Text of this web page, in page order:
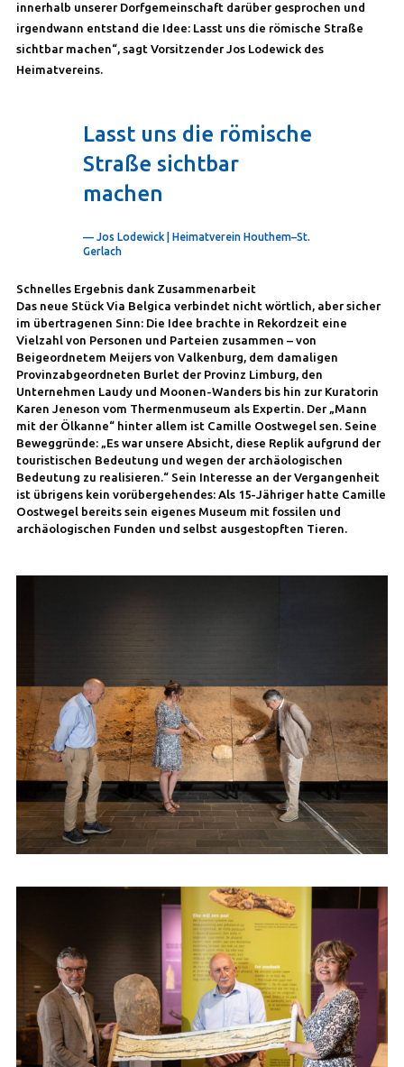
innerhalb unserer Dorfgemeinschaft darüber gesprochen und
irgendwann entstand die Idee: Lasst uns die römische Straße
sichtbar machen“, sagt Vorsitzender Jos Lodewick des
Heimatvereins.
Lasst uns die römische
Straße sichtbar
machen
— Jos Lodewick | Heimatverein Houthem–St.
Gerlach
Schnelles Ergebnis dank Zusammenarbeit
Das neue Stück Via Belgica verbindet nicht wörtlich, aber sicher
im übertragenen Sinn: Die Idee brachte in Rekordzeit eine
Vielzahl von Personen und Parteien zusammen – von
Beigeordnetem Meijers von Valkenburg, dem damaligen
Provinzabgeordneten Burlet der Provinz Limburg, den
Unternehmen Laudy und Moonen-Wanders bis hin zur Kuratorin
Karen Jeneson vom Thermenmuseum als Expertin. Der „Mann
mit der Ölkanne“ hinter allem ist Camille Oostwegel sen. Seine
Beweggründe: „Es war unsere Absicht, diese Replik aufgrund der
touristischen Bedeutung und wegen der archäologischen
Bedeutung zu realisieren.“ Sein Interesse an der Vergangenheit
ist übrigens kein vorübergehendes: Als 15-Jähriger hatte Camille
Oostwegel bereits sein eigenes Museum mit fossilen und
archäologischen Funden und selbst ausgestopften Tieren.